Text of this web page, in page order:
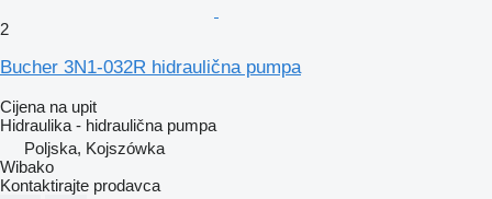
2
Bucher 3N1-032R hidraulična pumpa
Cijena na upit
Hidraulika - hidraulična pumpa
Poljska, Kojszówka
Wibako
Kontaktirajte prodavca